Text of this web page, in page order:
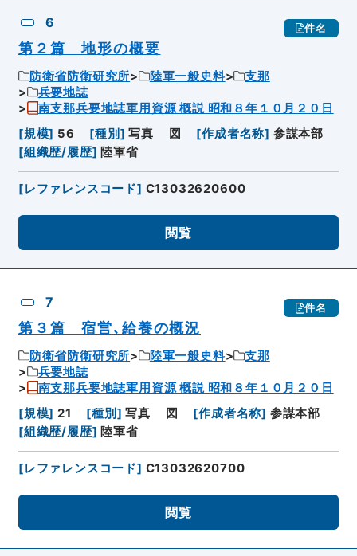
6 件名
第２篇 地形の概要
防衛省防衛研究所 陸軍一般史料
支那
兵要地誌
南支那兵要地誌軍用資源 概説 昭和８年１０月２０日
[規模] 56 [種別 ] 写真 図 [作成者名称] 参謀本部
[組織歴/履歴] 陸軍省
[レファレンスコード] C13032620600
閲覧
7 件名
第３篇 宿営､給養の概況
防衛省防衛研究所 陸軍一般史料
支那
兵要地誌
南支那兵要地誌軍用資源 概説 昭和８年１０月２０日
[規模] 21 [種別 ] 写真 図 [作成者名称] 参謀本部
[組織歴/履歴] 陸軍省
[レファレンスコード] C13032620700
閲覧